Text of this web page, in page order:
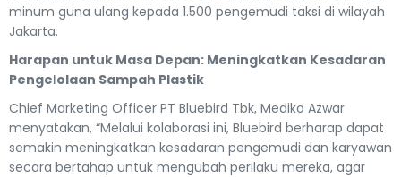
minum guna ulang kepada 1.500 pengemudi taksi di wilayah
Jakarta.
Harapan untuk Masa Depan: Meningkatkan Kesadaran
Pengelolaan Sampah Plastik
Chief Marketing Officer PT Bluebird Tbk, Mediko Azwar
menyatakan, “Melalui kolaborasi ini, Bluebird berharap dapat
semakin meningkatkan kesadaran pengemudi dan karyawan
secara bertahap untuk mengubah perilaku mereka, agar